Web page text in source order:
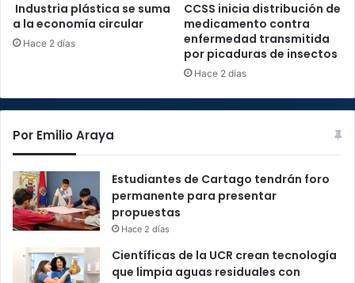
Industria plástica se suma
a la economía circular
Hace 2 días
CCSS inicia distribución de
medicamento contra
enfermedad transmitida
por picaduras de insectos
Hace 2 días
Por Emilio Araya
Estudiantes de Cartago tendrán foro
permanente para presentar
propuestas
Hace 2 días
Científicas de la UCR crean tecnología
que limpia aguas residuales con